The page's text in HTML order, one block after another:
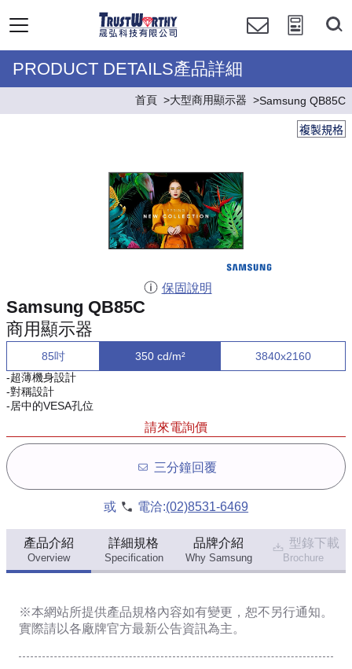
PRODUCT DETAILS產品詳細
首頁 大型商用顯示器 Samsung QB85C
複製規格
保固說明
Samsung QB85C
商用顯示器
85吋 350 cd/m²
3840x2160
-超薄機身設計
-對稱設計
-居中的VESA孔位
請來電詢價
三分鐘回覆
或 電洽:(02)8531-6469
產品介紹
Overview
詳細規格
Specification
品牌介紹
Why Samsung
型錄下載
Brochure
※本網站所提供產品規格內容如有變更，恕不另行通知。
實際請以各廠牌官方最新公告資訊為主。